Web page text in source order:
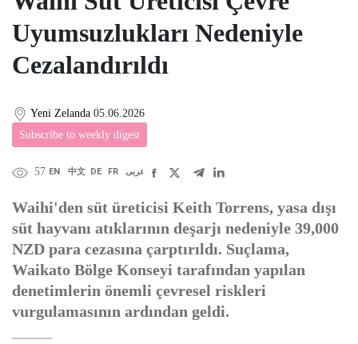
Uyumsuzlukları Nedeniyle
Cezalandırıldı
Yeni Zelanda 05.06.2026
Subscribe to weekly digest
57 EN 中文 DE FR عربى
Waihi'den süt üreticisi Keith Torrens, yasa dışı
süt hayvanı atıklarının deşarjı nedeniyle 39,000
NZD para cezasına çarptırıldı. Suçlama,
Waikato Bölge Konseyi tarafından yapılan
denetimlerin önemli çevresel riskleri
vurgulamasının ardından geldi.